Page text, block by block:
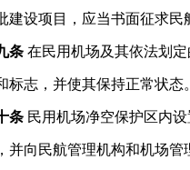
建设项目，应当书面征求民
条 在民用机场及其依法划
标志，并使其保持正常状态。
条 民用机场净空保护区内
并向民航管理机构和机场管